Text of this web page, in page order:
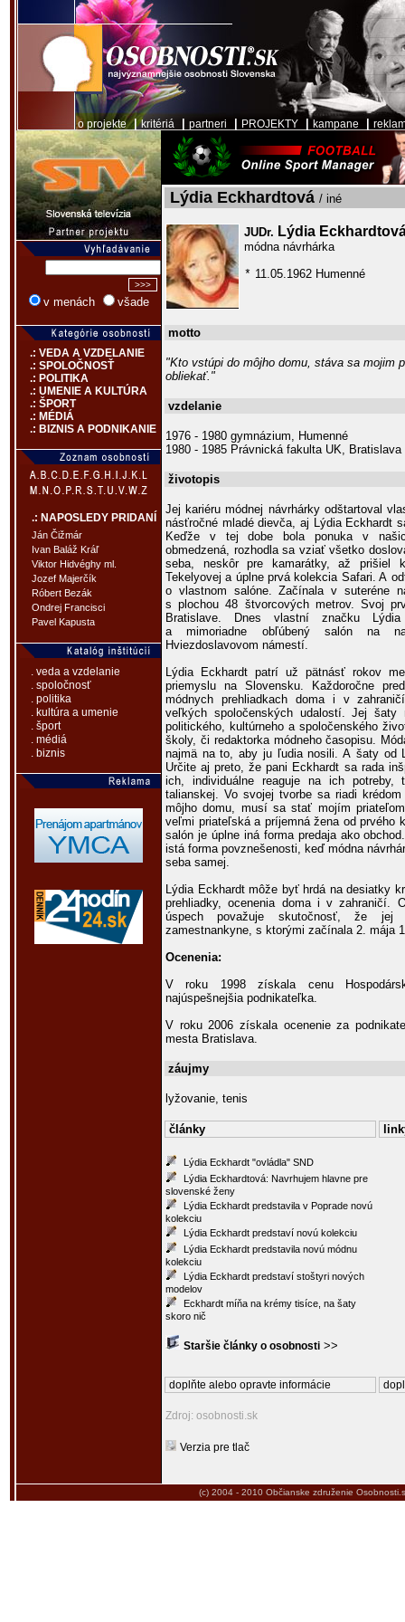
o projekte|kritériá partneri PROJEKTY kampane
v menách všade
.: VEDA A VZDELANIE
.: SPOLOČNOSŤ
.: POLITIKA
.: UMENIE A KULTÚRA
.: ŠPORT
.: MÉDIÁ
.: BIZNIS A PODNIKANIE
.: NAPOSLEDY PRIDANÍ
Ján Čižmár
Ivan Baláž Kráľ
Viktor Hidvéghy ml.
Jozef Majerčík
Róbert Bezák
Ondrej Francisci
Pavel Kapusta
. veda a vzdelanie
. spoločnosť
. politika
. kultúra a umenie
. šport
. médiá
. biznis
Lýdia Eckhardtová / iné
JUDr. Lýdia
módna návrhárka
* 11.05.1962 Humenné
motto
"Kto vstúpi do môjho domu, stáva sa mojim
obliekať."
vzdelanie
1976 - 1980 gymnázium, Humenné
1980 - 1985 Právnická fakulta UK, Bratislava
životopis
Jej kariéru módnej návrhárky odštartoval
násťročné mladé dievča, aj Lýdia Eckhardt
Keďže v tej dobe bola ponuka v
obmedzená, rozhodla sa vziať všetko
seba, neskôr pre kamarátky, až prišiel
Tekelyovej a úplne prvá kolekcia Safari. A
o vlastnom salóne. Začínala v suteréne
s plochou 48 štvorcových metrov. Svoj
Bratislave. Dnes vlastní značku
a mimoriadne obľúbený salón na
Hviezdoslavovom námestí.
Lýdia Eckhardt patrí už pätnásť rokov
priemyslu na Slovensku. Každoročne
módnych prehliadkach doma i v
veľkých spoločenských udalostí. Jej šaty
politického, kultúrneho a spoločenského
školy, či redaktorka módneho časopisu.
najmä na to, aby ju ľudia nosili. A šaty od
Určite aj preto, že pani Eckhardt sa rada
ich, individuálne reaguje na ich
talianskej. Vo svojej tvorbe sa riadi
môjho domu, musí sa stať mojím
veľmi priateľská a príjemná žena od prvého
salón je úplne iná forma predaja ako
istá forma povznešenosti, keď módna
seba samej.
Lýdia Eckhardt môže byť hrdá na desiatky
prehliadky, ocenenia doma i v zahraničí.
úspech považuje skutočnosť, že jej
zamestnankyne, s ktorými začínala 2. mája
Ocenenia:
V roku 1998 získala cenu
najúspešnejšia podnikateľka.
V roku 2006 získala ocenenie za
mesta Bratislava.
záujmy
lyžovanie, tenis
články
Lýdia Eckhardt "ovládla" SND
Lýdia Eckhardtová: Navrhujem hlavne pre
slovenské ženy
Lýdia Eckhardt predstavila v Poprade novú
kolekciu
Lýdia Eckhardt predstaví novú kolekciu
Lýdia Eckhardt predstavila novú módnu
kolekciu
Lýdia Eckhardt predstaví stoštyri nových
modelov
Eckhardt míňa na krémy tisíce, na šaty
skoro nič
Staršie články o osobnosti >>
doplňte alebo opravte informácie
Zdroj: osobnosti.sk
Verzia pre tlač
(c) 2004 - 2010 Občianske združenie